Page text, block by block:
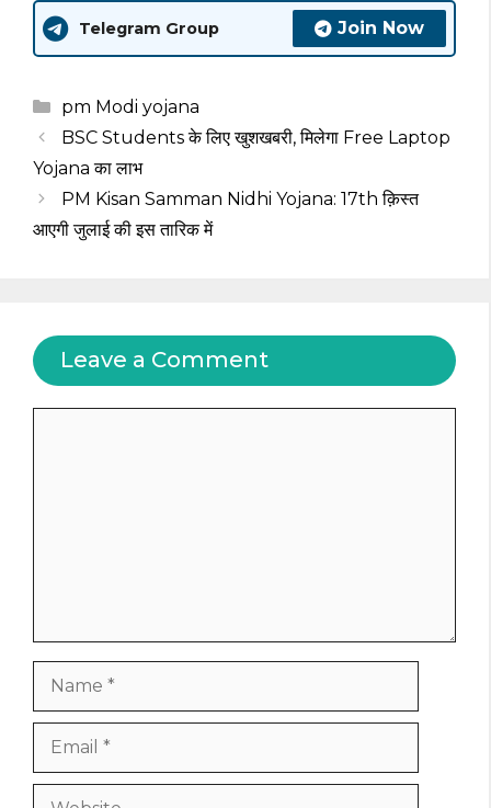
Telegram Group Join Now
Categories
pm Modi yojana
BSC Students के लिए खुशखबरी, मिलेगा Free Laptop
Yojana का लाभ
PM Kisan Samman Nidhi Yojana: 17th क़िस्त
आएगी जुलाई की इस तारिक में
Leave a Comment
Website